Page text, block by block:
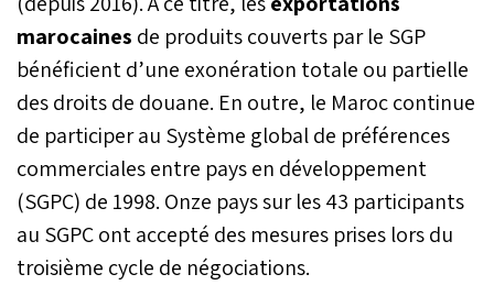
marocaines de produits couverts par le SGP
bénéficient d’une exonération totale ou partielle
des droits de douane. En outre, le Maroc continue
de participer au Système global de préférences
commerciales entre pays en développement
(SGPC) de 1998. Onze pays sur les 43 participants
au SGPC ont accepté des mesures prises lors du
troisième cycle de négociations.